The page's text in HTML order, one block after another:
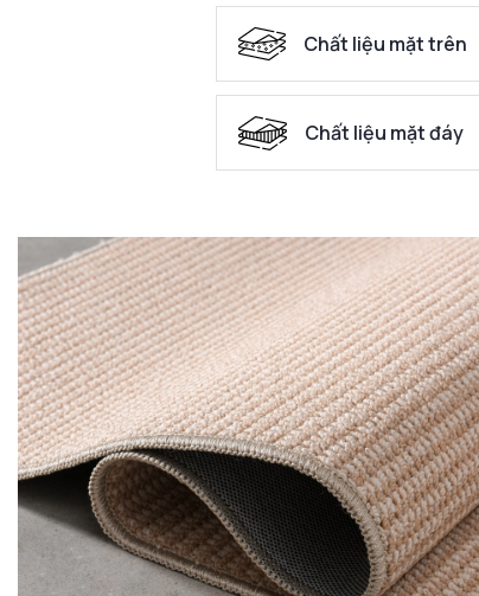
Chất liệu mặt trên
Chất liệu mặt đáy